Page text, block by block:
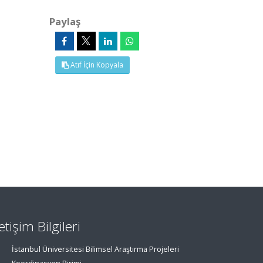
Paylaş
Atıf İçin Kopyala
Bilgileri
İstanbul Üniversitesi Bilimsel Araştırma Projeleri